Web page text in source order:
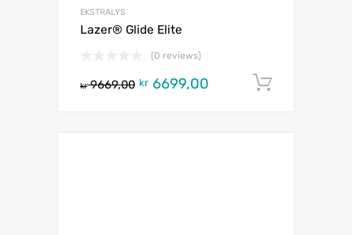
EKSTRALYS
Lazer® Glide Elite
(0 reviews)
kr9669,00 kr 6699,00